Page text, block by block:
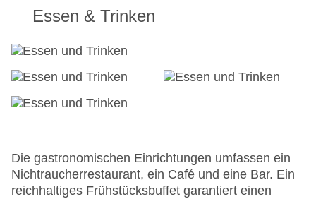
Hoteleröffnung: 2013
Hotelsafe
Letzte umfassende Renovierung: 2023
Lift
Haustiere
Zahlungsarten: American Express, Mastercard,
Visa
Landeskategorie: 4 Sterne
Essen & Trinken
Die gastronomischen Einrichtungen umfassen ein
Nichtraucherrestaurant, ein Café und eine Bar. Ein
reichhaltiges Frühstücksbuffet garantiert einen